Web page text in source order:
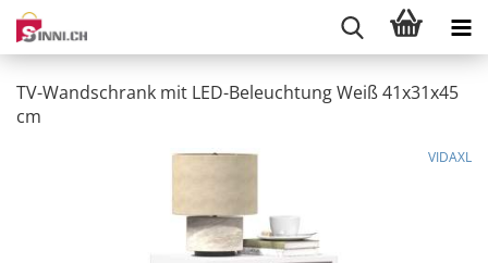
TV-Wandschrank mit LED-Beleuchtung Weiß 41x31x45
cm
VIDAXL